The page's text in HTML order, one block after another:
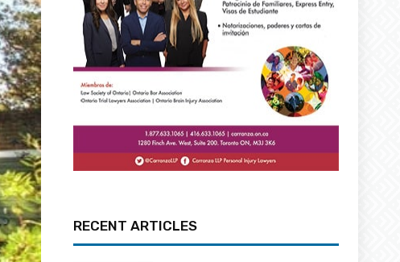
RECENT ARTICLES